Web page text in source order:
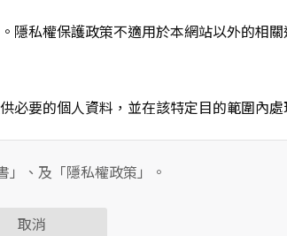
隱私權保護政策不適用於本網站以外的相
要的個人資料，並在該特定目的範圍內處
地址、聯絡方式及使用時間等。
用的瀏覽器、瀏覽及點選資料記錄等，做
說明文字呈現，除供內部研究外，我們會
」、及「隱私權政策」。
取消